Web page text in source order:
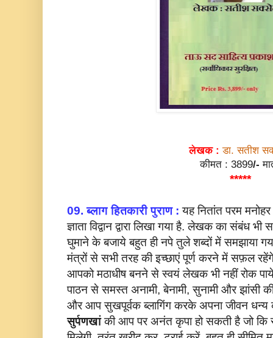
लेखक : डा. सतीश
कीमत : 3899/-
*****
09. ब्लाग हितकारी पुराण :यह नितांत परम
ज्ञाता विद्वान द्वारा लिखा गया है. लेखक का संबंध
घुमाने के बजाये बहुत ही नपे तुले शब्दों में समझाया
मंत्रों से सभी तरह की इच्छाएं पूर्ण करने में सफ़ल
आपको मठाधीष बनने से स्वयं लेखक भी नहीं रोक
पाठन से समस्त अनामी, बेनामी, सुनामी और झांसी
और आप सुखपूर्वक ब्लागिंग करके अपना जीवन
सुर्पणखांकी आप पर अनंत कृपा हो सकती है जो कि